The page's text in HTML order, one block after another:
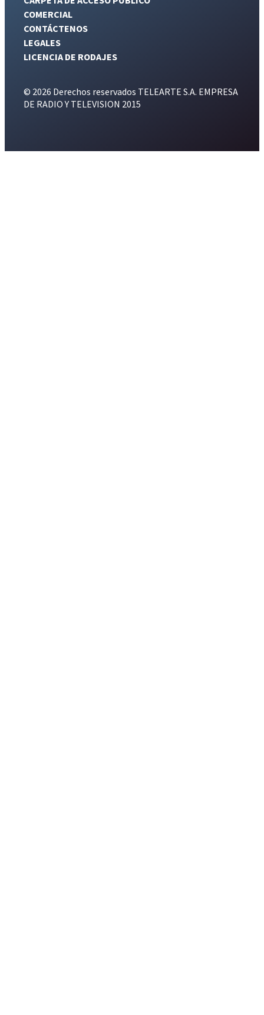
COMERCIAL
CONTÁCTENOS
LEGALES
LICENCIA DE RODAJES
© 2026 Derechos reservados TELEARTE S.A. EMPRESA
DE RADIO Y TELEVISION 2015